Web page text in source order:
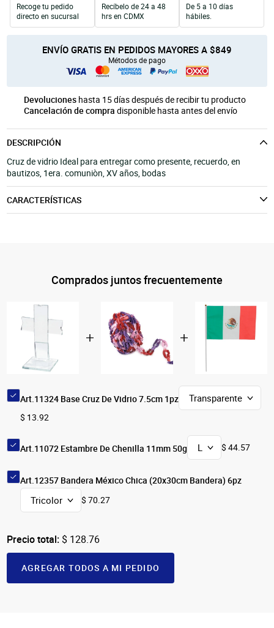
Unicel
Productos para Personalización
Velas y Portavelas
Quinqués
Recoge tu pedido
directo en sucursal
Recíbelo de 24 a 48
hrs en CDMX
De 5 a 10 días
hábiles.
ENVÍO GRATIS EN PEDIDOS MAYORES A $849
Métodos de pago
Devoluciones hasta 15 días después de recibir tu producto
Cancelación de compra disponible hasta antes del envío
DESCRIPCIÓN
Cruz de vidrio Ideal para entregar como presente, recuerdo, en
bautizos, 1era. comuniòn, XV años, bodas
CARACTERÍSTICAS
Comprados juntos frecuentemente
Art.11324 Base Cruz De Vidrio 7.5cm 1pz
$ 13.92
Art.11072 Estambre De Chenilla 11mm 50g $ 44.57
Art.12357 Bandera México Chica (20x30cm Bandera) 6pz
$ 70.27
Precio total: $ 128.76
AGREGAR TODOS A MI PEDIDO
móvil